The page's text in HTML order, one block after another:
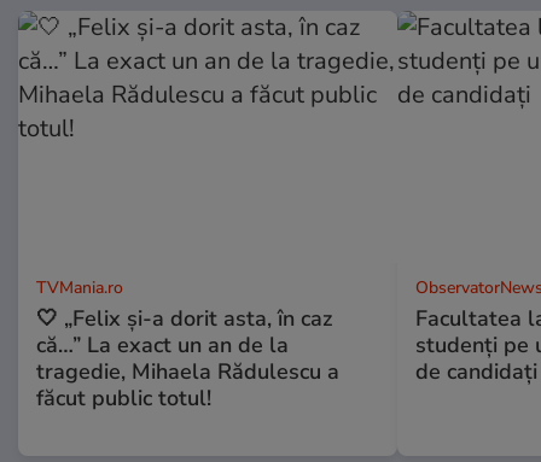
TVMania.ro
🤍 „Felix și-a dorit asta, în caz
că…” La exact un an de la
tragedie, Mihaela Rădulescu a
făcut public totul!
Facultatea
studenţi pe
de candidaţi